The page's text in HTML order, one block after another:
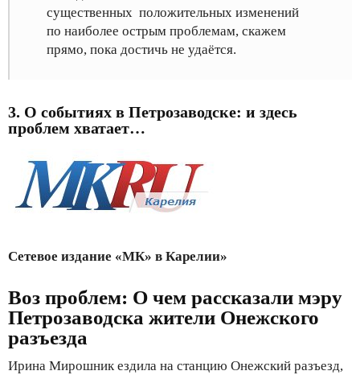
существенных положительных изменений
по наиболее острым проблемам, скажем
прямо, пока достичь не удаётся.
3. О событиях в Петрозаводске: и здесь
проблем хватает…
Сетевое издание «МК» в Карелии»
Воз проблем: О чем рассказали мэру
Петрозаводска жители Онежского
разъезда
Ирина Мирошник ездила на станцию Онежский разъезд,